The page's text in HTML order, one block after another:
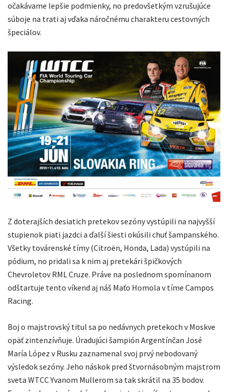
očakávame lepšie podmienky, no predovšetkým vzrušujúce
súboje na trati aj vďaka náročnému charakteru cestovných
špeciálov.
Z doterajších desiatich pretekov sezóny vystúpili na najvyšší
stupienok piati jazdci a ďalší šiesti okúsili chuť šampanského.
Všetky továrenské tímy (Citroën, Honda, Lada) vystúpili na
pódium, no pridali sa k nim aj pretekári špičkových
Chevroletov RML Cruze. Práve na poslednom spomínanom
odštartuje tento víkend aj náš Maťo Homola v tíme Campos
Racing.
Boj o majstrovský titul sa po nedávnych pretekoch v Moskve
opäť zintenzívňuje. Úradujúci šampión Argentínčan José
María López v Rusku zaznamenal svoj prvý nebodovaný
výsledok sezóny. Jeho náskok pred štvornásobným majstrom
sveta WTCC Yvanom Mullerom sa tak skrátil na 35 bodov.